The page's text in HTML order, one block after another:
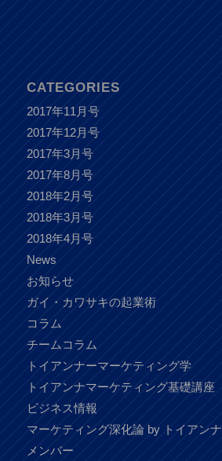
CATEGORIES
2017年11月号
2017年12月号
2017年3月号
2017年8月号
2018年2月号
2018年3月号
2018年4月号
News
お知らせ
ガイ・カワサキの起業術
コラム
チームコラム
トイアンナーマーケティング学
トイアンナマーケティング基礎講座
ビジネス情報
マーケティング深化論 by トイアンナ
メンバー